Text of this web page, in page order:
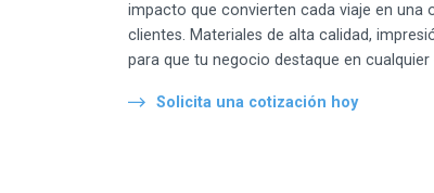
impacto que convierten cada viaje en una
clientes. Materiales de alta calidad,
para que tu negocio destaque en cualquier
Solicita una cotización hoy